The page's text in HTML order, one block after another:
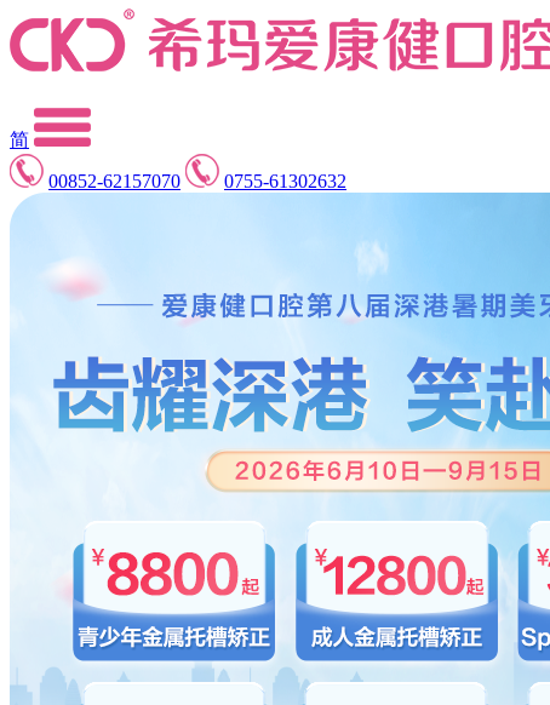
简
00852-62157070
0755-61302632